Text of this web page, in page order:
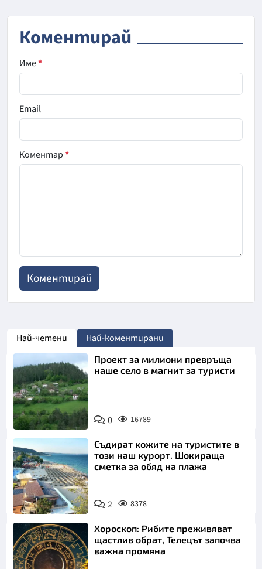
Коментирай
Име*
Email
Коментар*
Най-четени Най-коментирани
Проект за милиони превръща
наше село в магнит за туристи
0 16789
Съдират кожите на туристите в
този наш курорт. Шокираща
сметка за обяд на плажа
2 8378
Хороскоп: Рибите преживяват
щастлив обрат, Телецът започва
важна промяна